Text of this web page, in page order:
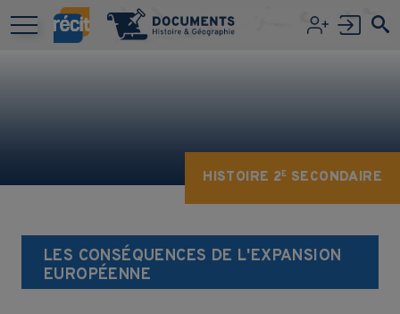
Aller au contenu principal
LES CONSÉQUENCES DE L'EXPANSION
EUROPÉENNE
HISTOIRE 2E SECONDAIRE